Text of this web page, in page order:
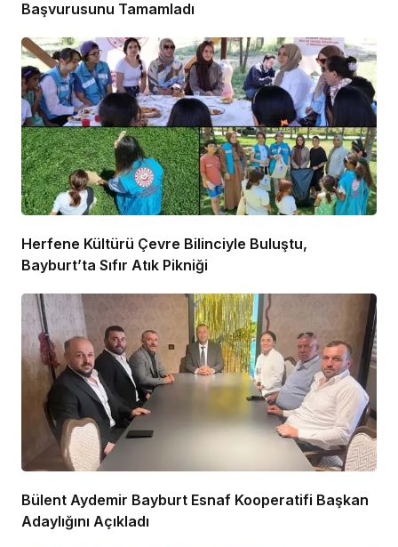
Başvurusunu Tamamladı
Herfene Kültürü Çevre Bilinciyle Buluştu,
Bayburt’ta Sıfır Atık Pikniği
Bülent Aydemir Bayburt Esnaf Kooperatifi Başkan
Adaylığını Açıkladı